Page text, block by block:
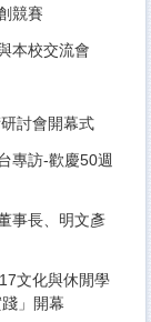
競賽
本校交流會
討會開幕式
專訪-歡慶50週
事長、明文彥
文化與休閒學
」開幕